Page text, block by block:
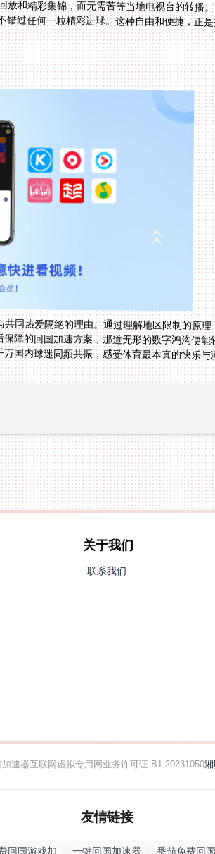
同热爱隔绝的理由。通过理解地区限制的原理
障的回国加速方案，那道无形的数字鸿沟便能
国内球迷同频共振，感受体育最本真的快乐与
关于我们
联系我们
速器互联网虚拟专用网业务许可证 B1-20231050湘
友情链接
回国游戏加 一键回国加速器 番茄免费回